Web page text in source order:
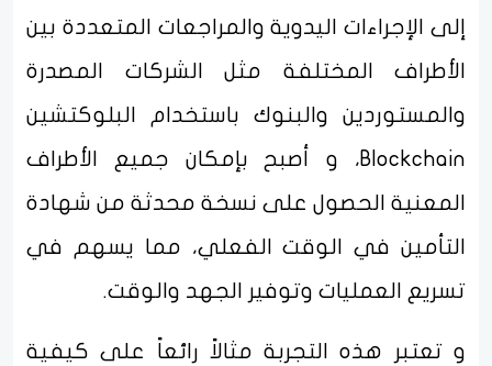
إلى الإجراءات اليدوية والمراجعات المتعددة بين
الأطراف المختلفة مثل الشركات المصدرة
والمستوردين والبنوك باستخدام البلوكتشين
Blockchain، و أصبح بإمكان جميع الأطراف
المعنية الحصول على نسخة محدثة من شهادة
التأمين في الوقت الفعلي، مما يسهم في
تسريع العمليات وتوفير الجهد والوقت.
و تعتبر هذه التجربة مثالاً رائعاً على كيفية